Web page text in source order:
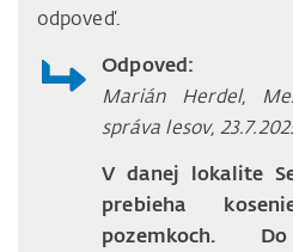
odpoveď.
Odpoved:
Marián Herdel,
správa lesov,
V danej lokalite
prebieha
pozemkoch.